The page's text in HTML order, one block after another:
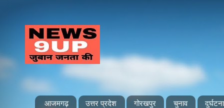
आजमगढ़ उत्तर प्रदेश गोरखपुर चुनाव दुर्घटना